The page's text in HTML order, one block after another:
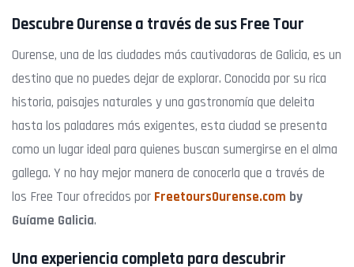
Descubre Ourense a través de sus Free Tour
Ourense, una de las ciudades más cautivadoras de Galicia, es un
destino que no puedes dejar de explorar. Conocida por su rica
historia, paisajes naturales y una gastronomía que deleita
hasta los paladares más exigentes, esta ciudad se presenta
como un lugar ideal para quienes buscan sumergirse en el alma
gallega. Y no hay mejor manera de conocerla que a través de
los Free Tour ofrecidos por FreetoursOurense.com by
Guíame Galicia.
Una experiencia completa para descubrir